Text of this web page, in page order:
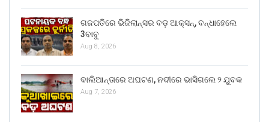
ଗଜପତିରେ ଭିଜିଲାନ୍ସର ବଡ଼ ଆକ୍ସନ୍, ବନ୍ଧାହେଲେ
3ବାବୁ
Aug 8, 2026
ବାଲିଆନ୍ତାରେ ଅଘଟଣ, ନଦୀରେ ଭାସିଗଲେ ୨ ଯୁବକ
Aug 7, 2026